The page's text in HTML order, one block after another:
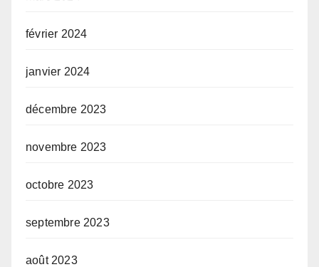
février 2024
janvier 2024
décembre 2023
novembre 2023
octobre 2023
septembre 2023
août 2023